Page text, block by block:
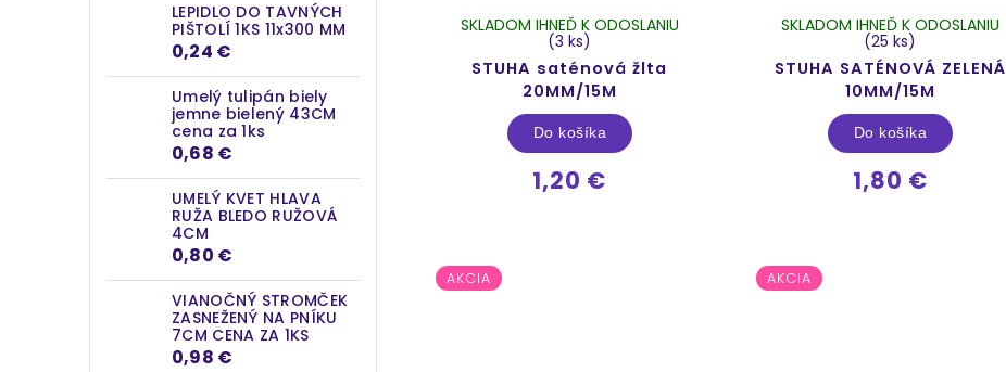
LEPIDLO DO TAVNÝCH
PIŠTOLÍ 1KS 11x300 MM
0,24 €
Umelý tulipán biely
jemne bielený 43CM
cena za 1ks
0,68 €
UMELÝ KVET HLAVA
RUŽA BLEDO RUŽOVÁ
4CM
0,80 €
VIANOČNÝ STROMČEK
ZASNEŽENÝ NA PNÍKU
7CM CENA ZA 1KS
0,98 €
STUHA saténová žlta
20MM/15M
SKLADOM IHNEĎ K ODOSLANIU
(3 ks)
1,20 €
Do košíka
STUHA SATÉNOVÁ ZELENÁ
10MM/15M
SKLADOM IHNEĎ K ODOSLANIU
(25 ks)
1,80 €
Do košíka
AKCIA AKCIA